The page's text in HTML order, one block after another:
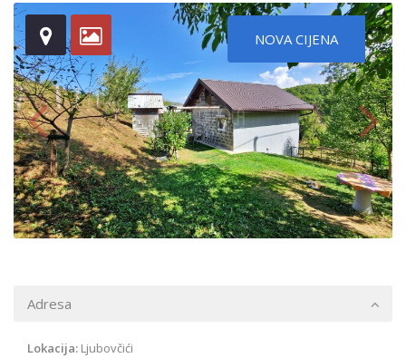
NOVA CIJENA
Adresa
Lokacija: Ljubovčići